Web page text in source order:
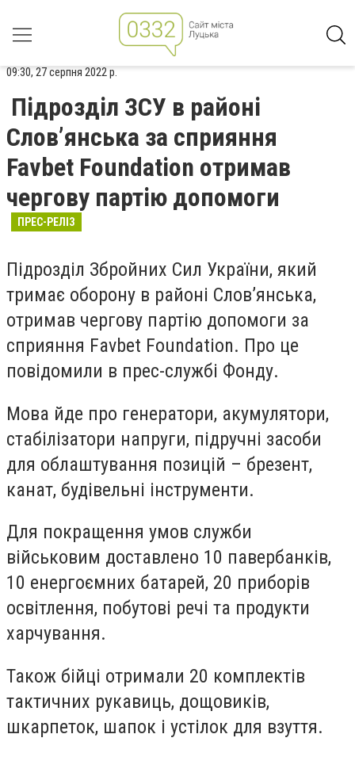
09:30, 27 серпня 2022 р.
Підрозділ ЗСУ в районі
Слов’янська за сприяння
Favbet Foundation отримав
чергову партію допомоги
ПРЕС-РЕЛІЗ
Підрозділ Збройних Сил України, який
тримає оборону в районі Слов’янська,
отримав чергову партію допомоги за
сприяння Favbet Foundation. Про це
повідомили в прес-службі Фонду.
Мова йде про генератори, акумулятори,
стабілізатори напруги, підручні засоби
для облаштування позицій – брезент,
канат, будівельні інструменти.
Для покращення умов служби
військовим доставлено 10 павербанків,
10 енергоємних батарей, 20 приборів
освітлення, побутові речі та продукти
харчування.
Також бійці отримали 20 комплектів
тактичних рукавиць, дощовиків,
шкарпеток, шапок і устілок для взуття.